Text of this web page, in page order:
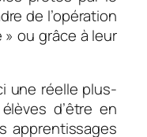
de l’opération
ou grâce à leur
une réelle plus-
d’être en
apprentissages